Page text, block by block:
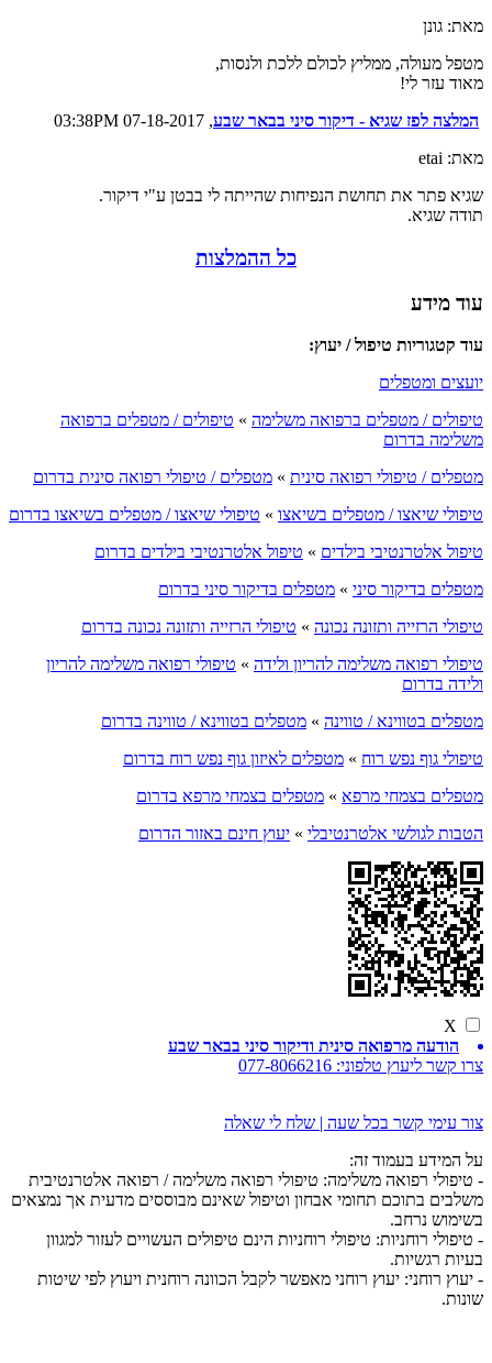
מאת: גונן
מטפל מעולה, ממליץ לכולם ללכת ולנסות,
מאוד עזר לי!
המלצה לפז שגיא - דיקור סיני בבאר שבע, 07-18-2017 03:38PM
מאת: etai
שגיא פתר את תחושת הנפיחות שהייתה לי בבטן ע"י דיקור.
תודה שגיא.
כל ההמלצות
עוד מידע
עוד קטגוריות טיפול / יעוץ:
יועצים ומטפלים
טיפולים / מטפלים ברפואה משלימה » טיפולים / מטפלים ברפואה
משלימה בדרום
מטפלים / טיפולי רפואה סינית » מטפלים / טיפולי רפואה סינית בדרום
טיפולי שיאצו / מטפלים בשיאצו » טיפולי שיאצו / מטפלים בשיאצו בדרום
טיפול אלטרנטיבי בילדים » טיפול אלטרנטיבי בילדים בדרום
מטפלים בדיקור סיני » מטפלים בדיקור סיני בדרום
טיפולי הרזייה ותזונה נכונה » טיפולי הרזייה ותזונה נכונה בדרום
טיפולי רפואה משלימה להריון ולידה » טיפולי רפואה משלימה להריון
ולידה בדרום
מטפלים בטווינא / טווינה » מטפלים בטווינא / טווינה בדרום
טיפולי גוף נפש רוח » מטפלים לאיזון גוף נפש רוח בדרום
מטפלים בצמחי מרפא » מטפלים בצמחי מרפא בדרום
הטבות לגולשי אלטרנטיבלי » יעוץ חינם באזור הדרום
X
הודעה מרפואה סינית ודיקור סיני בבאר שבע
צרו קשר ליעוץ טלפוני: 077-8066216
צור עימי קשר בכל שעה | שלח לי שאלה
על המידע בעמוד זה:
- טיפולי רפואה משלימה: טיפולי רפואה משלימה / רפואה אלטרנטיבית
משלבים בתוכם תחומי אבחון וטיפול שאינם מבוססים מדעית אך נמצאים
בשימוש נרחב.
- טיפולי רוחניות: טיפולי רוחניות הינם טיפולים העשויים לעזור למגוון
בעיות רגשיות.
- יעוץ רוחני: יעוץ רוחני מאפשר לקבל הכוונה רוחנית ויעוץ לפי שיטות
שונות.